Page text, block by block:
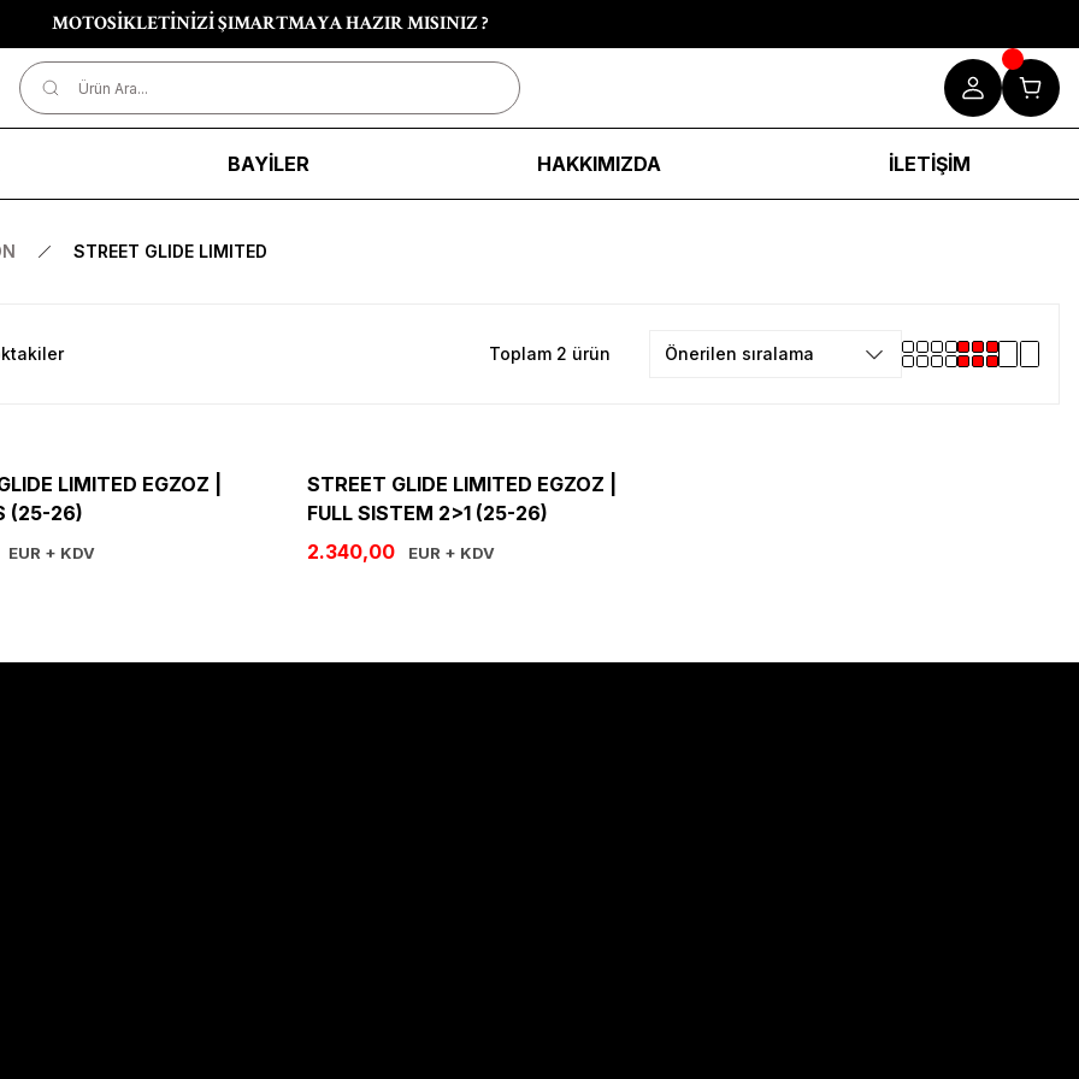
MOTOSİKLETİNİZİ ŞIMARTMAYA HAZIR MISINIZ ?
BAYİLER HAKKIMIZDA İLETİŞİM
STREET GLIDE LIMITED
Toplam 2 ürün
LIMITED EGZOZ |
(25-26)
EUR + KDV
STREET GLIDE LIMITED EGZOZ |
FULL SISTEM 2>1 (25-26)
2.340,00
EUR + KDV